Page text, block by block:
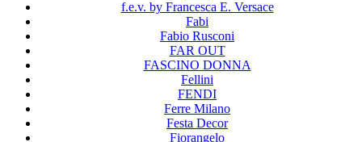
f.e.v. by Francesca E. Versace
Fabi
Fabio Rusconi
FAR OUT
FASCINO DONNA
Fellini
FENDI
Ferre Milano
Festa Decor
Fiorangelo